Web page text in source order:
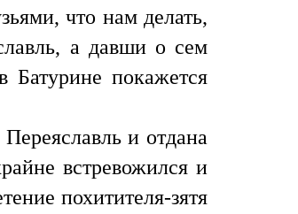
что нам делать,
а давши о сем
Батурине покажется
и отдана
встревожился и
похитителя-зятя